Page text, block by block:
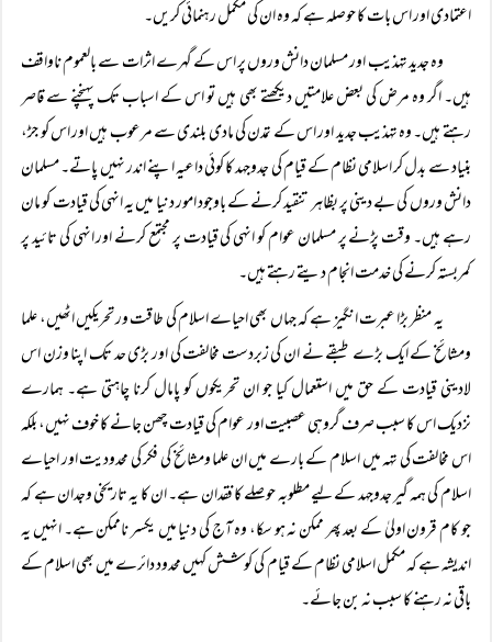
اعتمادی اور اس بات کا حوصلہ ہے کہ وہ ان کی مکمل رہنمائی کریں۔
وہ جدید تہذیب اور مسلمان دانش وروں پر اس کے گہرے اثرات سے بالعموم ناواقف
ہیں۔ اگر وہ مرض کی بعض علامتیں دیکھتے بھی ہیں تو اس کے اسباب تک پہنچنے سے قاصر
رہتے ہیں۔ وہ تہذیب جدید اور اس کے تمدن کی مادی بلندی سے مرعوب ہیں اور اس کو جڑ،
بنیاد سے بدل کر اسلامی نظام کے قیام کی جدوجہد کا کوئی داعیہ اپنے اندر نہیں پاتے۔ مسلمان
دانش وروں کی بے دینی پر بظاہر تنقید کرنے کے باوجود امور دنیا میں یہ انہی کی قیادت کو مان
رہے ہیں۔ وقت پڑنے پر مسلمان عوام کو انہی کی قیادت پر مجتمع کرنے اور انہی کی تائید پر
کمربستہ کرنے کی خدمت انجام دیتے رہتے ہیں۔
یہ منظر بڑا عبرت انگیز ہے کہ جہاں بھی احیاے اسلام کی طاقت ور تحریکیں اٹھیں، علما
ومشائخ کے ایک بڑے طبقے نے ان کی زبردست مخالفت کی اور بڑی حد تک اپنا وزن اس
لادینی قیادت کے حق میں استعمال کیا جو ان تحریکوں کو پامال کرنا چاہتی ہے۔ ہمارے
نزدیک اس کا سبب صرف گروہی عصبیت اور عوام کی قیادت چھن جانے کا خوف نہیں، بلکہ
اس مخالفت کی تہہ میں اسلام کے بارے میں ان علما ومشائخ کی فکر کی محدودیت اور احیاے
اسلام کی ہمہ گیر جدوجہد کے لیے مطلوبہ حوصلے کا فقدان ہے۔ ان کا یہ تاریخی وجدان ہے کہ
جو کام قرون اولیٰ کے بعد پھر ممکن نہ ہو سکا، وہ آج کی دنیا میں یکسر ناممکن ہے۔ انہیں یہ
اندیشہ ہے کہ مکمل اسلامی نظام کے قیام کی کوشش کہیں محدود دائرے میں بھی اسلام کے
باقی نہ رہنے کا سبب نہ بن جائے۔